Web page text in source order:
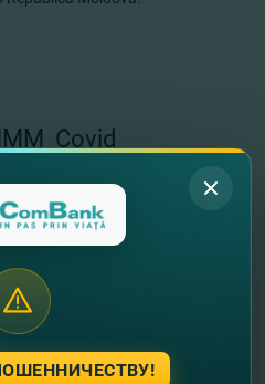
eligibile, care nu au survenit mai
– compararea a trei oferte de
care oferă cel mai mic preţ;
de ocrotire a mediului